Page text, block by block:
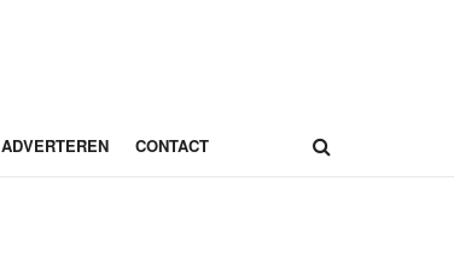
ADVERTEREN CONTACT